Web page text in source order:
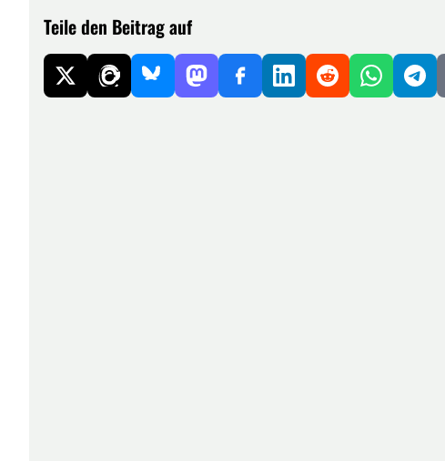
Teile den Beitrag auf